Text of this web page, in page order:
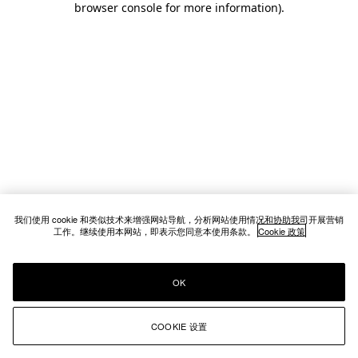
browser console for more information).
我们使用 cookie 和类似技术来增强网站导航，分析网站使用情况和协助我司开展营销
工作。继续使用本网站，即表示您同意本使用条款。 Cookie 政策
COOKIE 设置
OK